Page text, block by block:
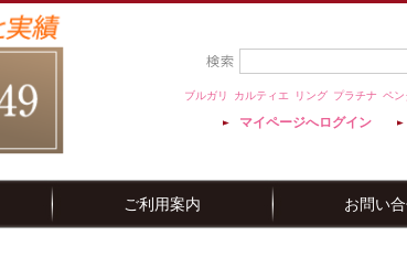
ブルガリ カルティエ リング プラチナ ペン
マイページへログイン
ご利用案内 お問い